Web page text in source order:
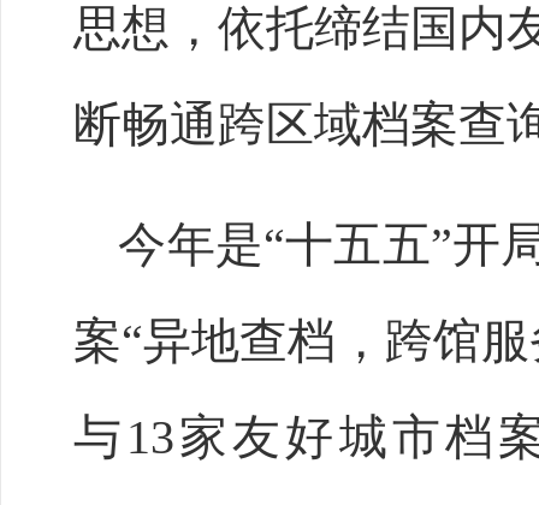
思想，依托缔结国内
断畅通跨区域档案查
今年是“十五五”开
案“异地查档，跨馆
与13家友好城市档